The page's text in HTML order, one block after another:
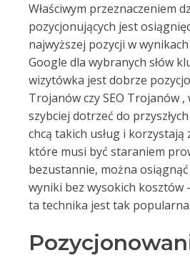
Właściwym przeznaczeniem
pozycjonujących jest
najwyższej pozycji w
Google dla wybranych słów
wizytówka jest dobrze
Trojanów czy SEO Trojanów ,
szybciej dotrzeć do
chcą takich usług i korzystają
które musi być staraniem
bezustannie, można
wyniki bez wysokich kosztów
ta technika jest tak popularna.